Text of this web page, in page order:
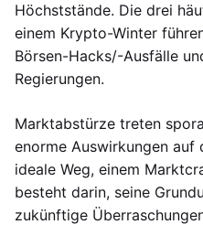
Höchststände. Die drei
einem Krypto-Winter
Börsen-Hacks/-Ausfälle
Regierungen.
Marktabstürze treten
enorme Auswirkungen auf
ideale Weg, einem
besteht darin, seine
zukünftige